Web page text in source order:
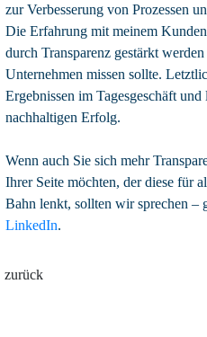
zur Verbesserung von Prozessen
Die Erfahrung mit meinem
durch Transparenz gestärkt
Unternehmen missen sollte.
Ergebnissen im Tagesgeschäft
nachhaltigen Erfolg.
Wenn auch Sie sich mehr
Ihrer Seite möchten, der diese für
Bahn lenkt, sollten wir sprechen –
LinkedIn.
zurück